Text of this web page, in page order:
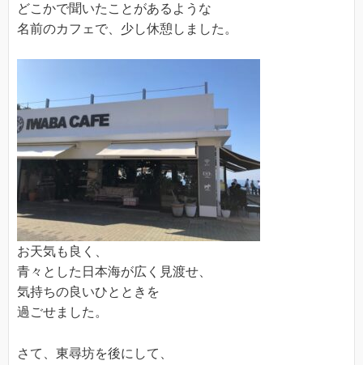
どこかで聞いたことがあるような
名前のカフェで、少し休憩しました。
お天気も良く、
青々とした日本海が広く見渡せ、
気持ちの良いひとときを
過ごせました。
さて、東尋坊を後にして、